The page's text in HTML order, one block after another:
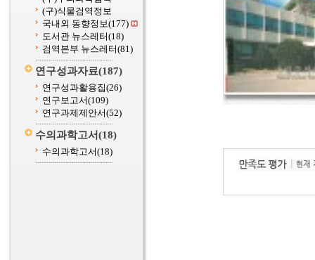
(구)식물검역정보
국내외 동향정보(177)
도서관 뉴스레터(18)
검역본부 뉴스레터(81)
연구성과자료(187)
연구성과활용집(26)
연구보고서(109)
연구과제제안서(52)
수의과학고서(18)
수의과학고서(18)